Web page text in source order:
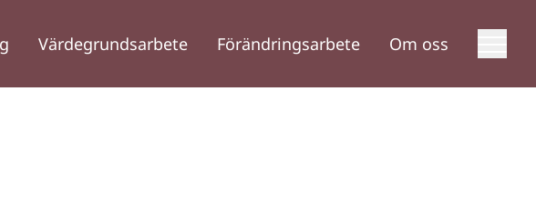
Värdegrundsarbete Förändringsarbete Om oss